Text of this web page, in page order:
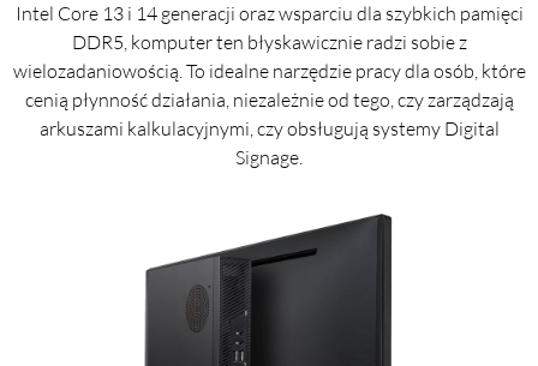
Intel Core 13 i 14 generacji oraz wsparciu dla szybkich pamięci
DDR5, komputer ten błyskawicznie radzi sobie z
wielozadaniowością. To idealne narzędzie pracy dla osób, które
cenią płynność działania, niezależnie od tego, czy zarządzają
arkuszami kalkulacyjnymi, czy obsługują systemy Digital
Signage.